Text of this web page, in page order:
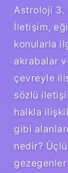
Astroloji 3.
İletişim,
konularla
akrabalar
çevreyle
sözlü
halkla
gibi
nedir?